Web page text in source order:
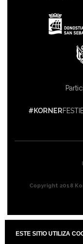
#KORNER
Copyright 2018
ESTE SITIO UTILIZA